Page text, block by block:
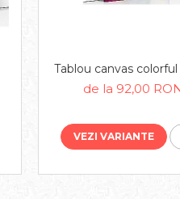
Tablou canvas
de la 92,00
VEZI VARIANTE